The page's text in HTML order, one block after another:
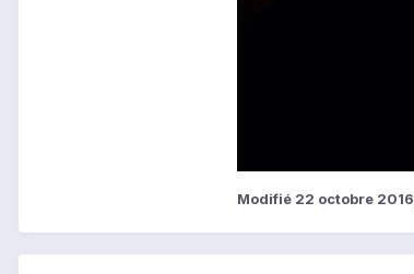
Modifié 22 octobre 2016